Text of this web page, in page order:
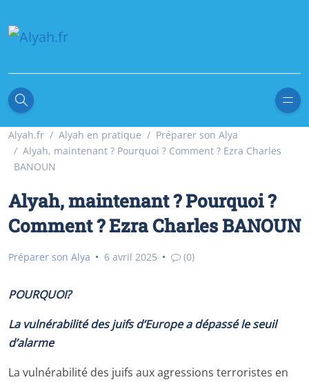
Alyah.fr Alyah en pratique
Préparer son Alya
Alyah, maintenant ? Pourquoi ? Comment ? Ezra Charles
BANOUN
Alyah, maintenant ? Pourquoi ?
Comment ? Ezra Charles BANOUN
Préparer son Alya 6 avril 2025 (0)
POURQUOI?
La vulnérabilité des juifs d’Europe a dépassé le seuil
d’alarme
La vulnérabilité des juifs aux agressions terroristes en